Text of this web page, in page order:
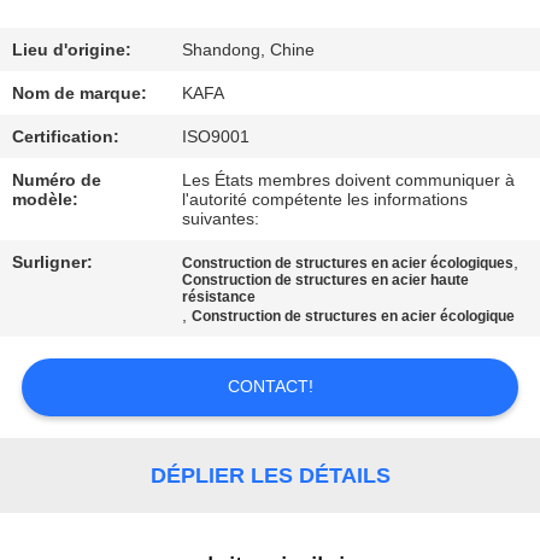
DE
NOUS
VISITE
DE
L'USINE
CONTRÔLE
QUALITÉ
CONTACTER
Lieu d'origine: Shandong, Chine
Nom de marque: KAFA
Certification: ISO9001
Numéro de
modèle:
Les États membres doivent communiquer à
l'autorité compétente les informations
suivantes:
Surligner: Construction de structures en acier écologiques,
Construction de structures en acier haute
résistance
,Construction de structures en acier écologique
CONTACT!
DÉPLIER LES DÉTAILS